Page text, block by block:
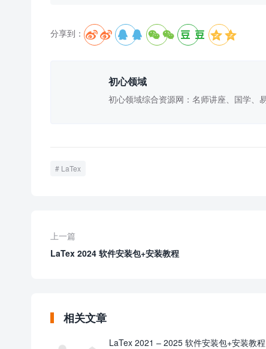
分享到：     
初心领域
初心领域综合资源网：名师讲座、国学、
LaTex
上一篇
LaTex 2024 软件安装包+安装教程
相关文章
LaTex 2021 – 2025 软件安装包+安装教程